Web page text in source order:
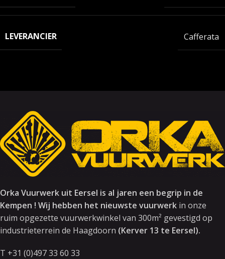
LEVERANCIER Cafferata
Orka Vuurwerk uit Eersel is al jaren een begrip in de
Kempen ! Wij hebben het nieuwste vuurwerk in onze
ruim opgezette vuurwerkwinkel van 300m² gevestigd op
industrieterrein de Haagdoorn (Kerver 13 te Eersel).
T +31 (0)497 33 60 33